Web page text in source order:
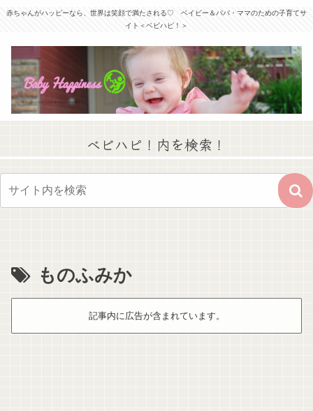
赤ちゃんがハッピーなら、世界は笑顔で満たされる♡ ベイビー＆パパ・ママのための子育てサ
イト＜ベビハピ！＞
ベビハピ！内を検索！
ものふみか
記事内に広告が含まれています。